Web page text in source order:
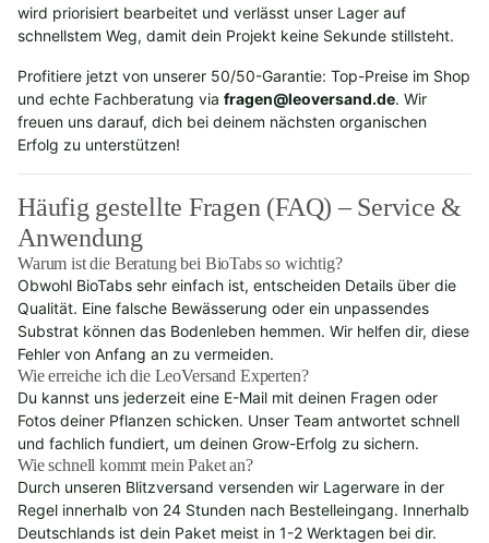
wird priorisiert bearbeitet und verlässt unser Lager auf
schnellstem Weg, damit dein Projekt keine Sekunde stillsteht.
Profitiere jetzt von unserer 50/50-Garantie: Top-Preise im Shop
und echte Fachberatung via fragen@leoversand.de. Wir
freuen uns darauf, dich bei deinem nächsten organischen
Erfolg zu unterstützen!
Häufig gestellte Fragen (FAQ) – Service &
Anwendung
Warum ist die Beratung bei BioTabs so wichtig?
Obwohl BioTabs sehr einfach ist, entscheiden Details über die
Qualität. Eine falsche Bewässerung oder ein unpassendes
Substrat können das Bodenleben hemmen. Wir helfen dir, diese
Fehler von Anfang an zu vermeiden.
Wie erreiche ich die LeoVersand Experten?
Du kannst uns jederzeit eine E-Mail mit deinen Fragen oder
Fotos deiner Pflanzen schicken. Unser Team antwortet schnell
und fachlich fundiert, um deinen Grow-Erfolg zu sichern.
Wie schnell kommt mein Paket an?
Durch unseren Blitzversand versenden wir Lagerware in der
Regel innerhalb von 24 Stunden nach Bestelleingang. Innerhalb
Deutschlands ist dein Paket meist in 1-2 Werktagen bei dir.